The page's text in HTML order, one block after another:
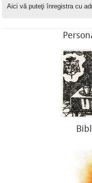
Aici vă puteţi înregistra cu